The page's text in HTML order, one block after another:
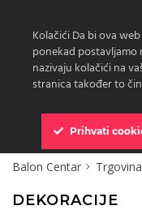
Balon Centar Trgovina
DEKORACIJE
Kolačići Da bi ova
ponekad postavljamo
nazivaju kolačići na
stranica također to
Prihvati